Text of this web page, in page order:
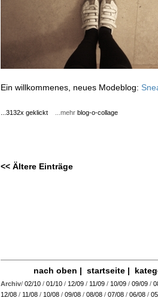
Ein willkommenes, neues Modeblog:
...3132x geklickt ...mehr blog-o-collage
<< Ältere Einträge
nach oben | startseite|
Archiv/ 02/10 / 01/10 / 12/09 / 11/09 / 10/09 / 09/09 /
12/08 / 11/08 / 10/08 / 09/08 / 08/08 / 07/08 / 06/08 /